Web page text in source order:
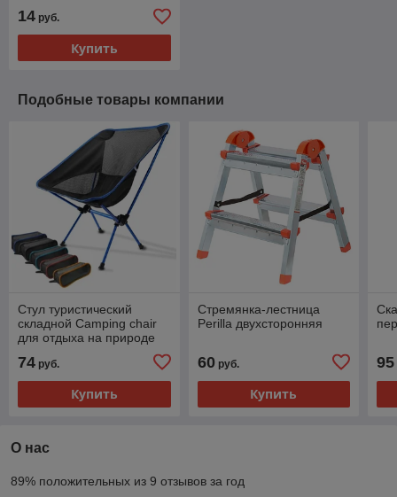
14 руб.
Купить
Подобные товары компании
Стул туристический
складной Camping chair
для отдыха на природе
74 руб.
Купить
Стремянка-лестница
Perilla двухсторонняя
60руб.
Купить
95
О нас
89% положительных из 9 отзывов за год